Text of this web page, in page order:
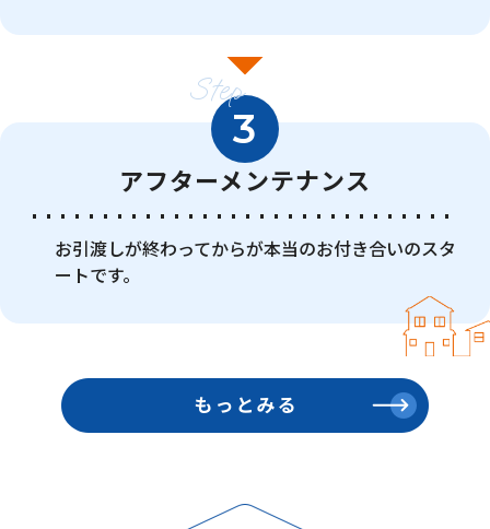
Step
3
アフターメンテナンス
お引渡しが終わってからが本当のお付き合いのスタ
ートです。